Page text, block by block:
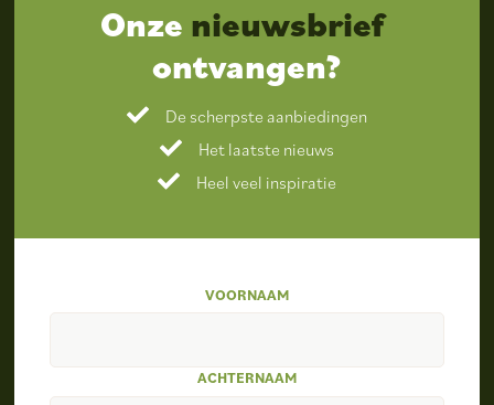
Onze nieuwsbrief
ontvangen?
De scherpste aanbiedingen
Het laatste nieuws
Heel veel inspiratie
VOORNAAM
ACHTERNAAM